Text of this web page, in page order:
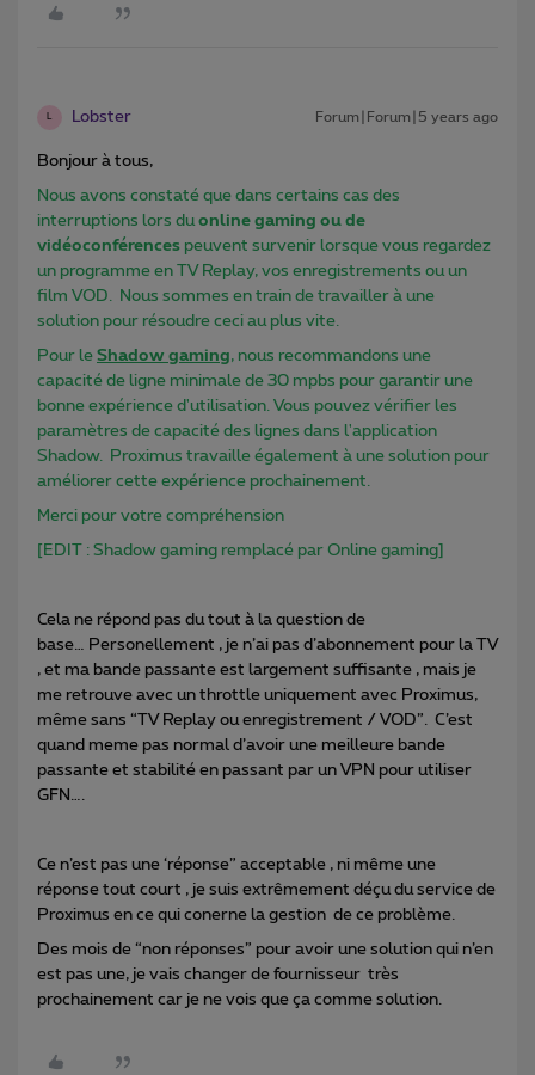
L Lobster Forum|Forum|5 years ago
Bonjour à tous,
Nous avons constaté que dans certains cas des
interruptions lors du online gaming ou de
vidéoconférences peuvent survenir lorsque vous regardez
un programme en TV Replay, vos enregistrements ou un
film VOD. Nous sommes en train de travailler à une
solution pour résoudre ceci au plus vite.
Pour le Shadow gaming, nous recommandons une
capacité de ligne minimale de 30 mpbs pour garantir une
bonne expérience d'utilisation. Vous pouvez vérifier les
paramètres de capacité des lignes dans l'application
Shadow. Proximus travaille également à une solution pour
améliorer cette expérience prochainement.
Merci pour votre compréhension
[EDIT : Shadow gaming remplacé par Online gaming]
Cela ne répond pas du tout à la question de
base… Personellement , je n’ai pas d’abonnement pour la TV
, et ma bande passante est largement suffisante , mais je
me retrouve avec un throttle uniquement avec Proximus,
même sans “TV Replay ou enregistrement / VOD”. C’est
quand meme pas normal d’avoir une meilleure bande
passante et stabilité en passant par un VPN pour utiliser
GFN….
Ce n’est pas une ‘réponse” acceptable , ni même une
réponse tout court , je suis extrêmement déçu du service de
Proximus en ce qui conerne la gestion de ce problème.
Des mois de “non réponses” pour avoir une solution qui n’en
est pas une, je vais changer de fournisseur très
prochainement car je ne vois que ça comme solution.